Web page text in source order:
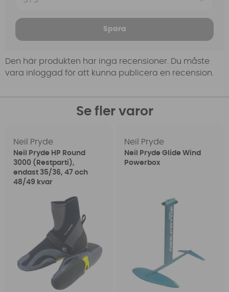
Spara
Den här produkten har inga recensioner. Du måste
vara inloggad för att kunna publicera en recension.
Se fler varor
Neil Pryde
Neil Pryde HP Round
3000 (Restparti),
endast 35/36, 47 och
48/49 kvar
Neil Pryde
Neil Pryde Glide Wind
Powerbox